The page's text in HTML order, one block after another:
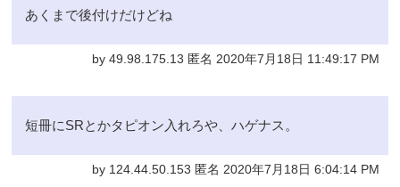
あくまで後付けだけどね
by 49.98.175.13 匿名 2020年7月18日 11:49:17 PM
短冊にSRとかタピオン入れろや、ハゲナス。
by 124.44.50.153 匿名 2020年7月18日 6:04:14 PM